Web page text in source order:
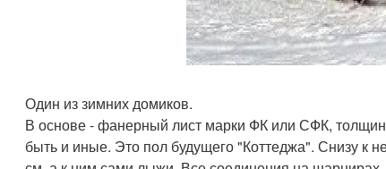
Один из зимних домиков.
В основе - фанерный лист марки ФК или СФК,
быть и иные. Это пол будущего "Коттеджа". Снизу к